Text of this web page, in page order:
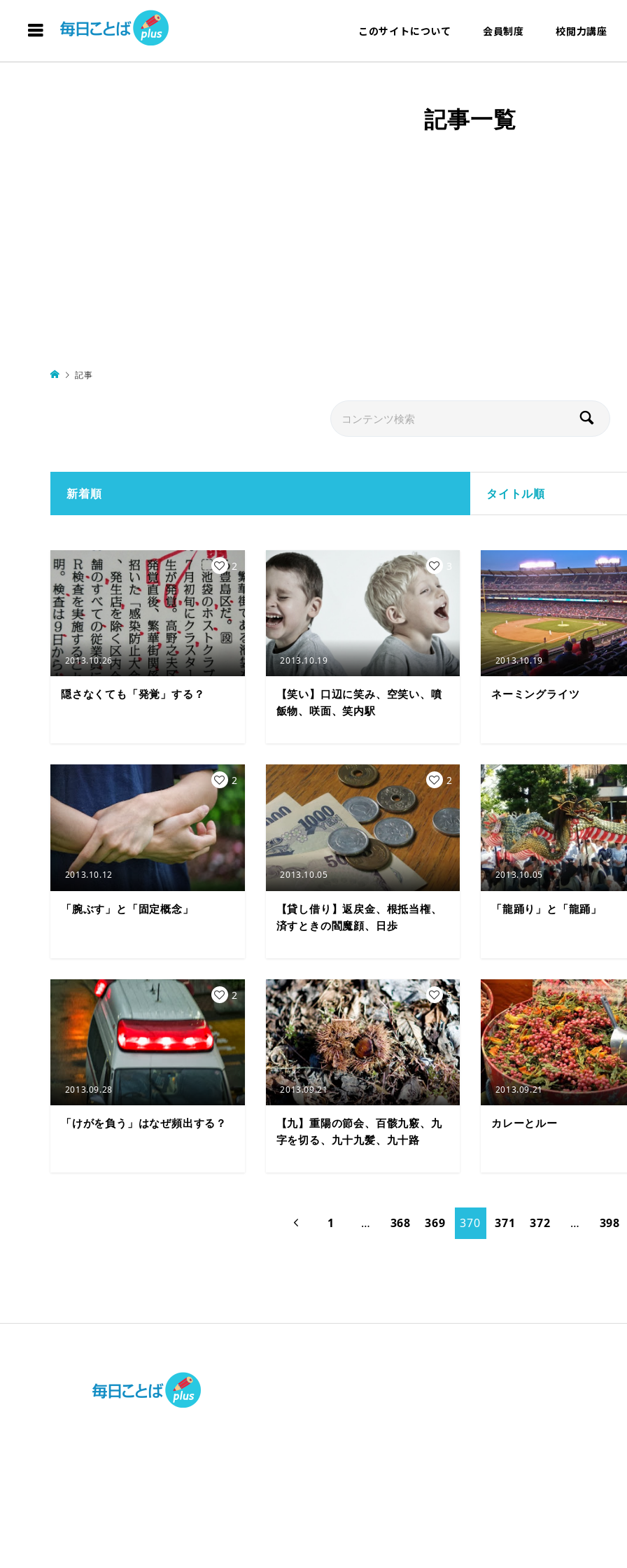
このサイトについて 会員制度 校閲力講座
記事一覧
記事
新着順 タイトル順
2013.10.26
隠さなくても「発覚」する？
2
2013.10.19
【笑い】口辺に笑み、空笑い、噴
飯物、咲面、笑内駅
3
2013.10.19
ネーミングライツ
2013.10.12
「腕ぶす」と「固定概念」
2
2013.10.05
【貸し借り】返戻金、根抵当権、
済すときの閻魔顔、日歩
2
2013.10.05
「龍踊り」と「龍踊」
2013.09.28
「けがを負う」はなぜ頻出する？
2
2013.09.21
【九】重陽の節会、百骸九竅、九
字を切る、九十九髪、九十路
5
2013.09.21
カレーとルー
 1 … 368 369 370 371 372 … 398